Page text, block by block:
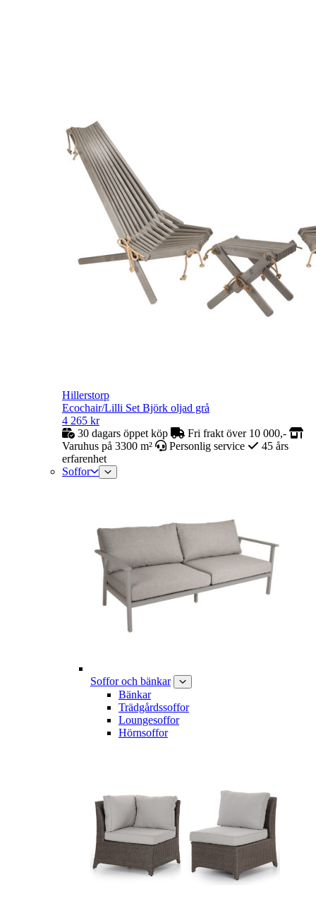
Hillerstorp
Ecochair/Lilli Set Björk oljad grå
4 265 kr
30 dagars öppet köp
Fri frakt över 10 000,-
Varuhus på 3300 m²
Personlig service
45 års
erfarenhet
Soffor
Soffor och bänkar
Bänkar
Trädgårdssoffor
Loungesoffor
Hörnsoffor